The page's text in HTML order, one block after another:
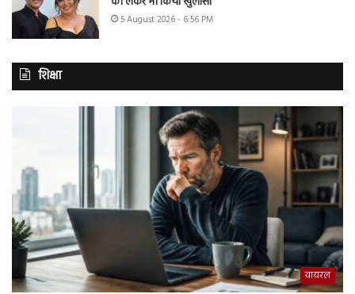
5 August 2026 - 6:56 PM
शिक्षा
वायरल